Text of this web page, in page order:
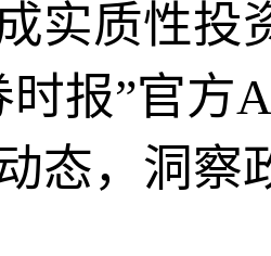
实质性投
时报”官方
态，洞察